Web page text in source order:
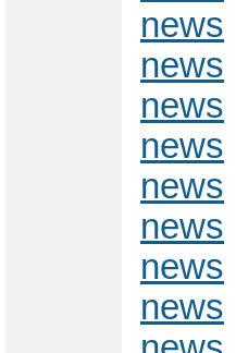
news
news
news
news
news
news
news
news